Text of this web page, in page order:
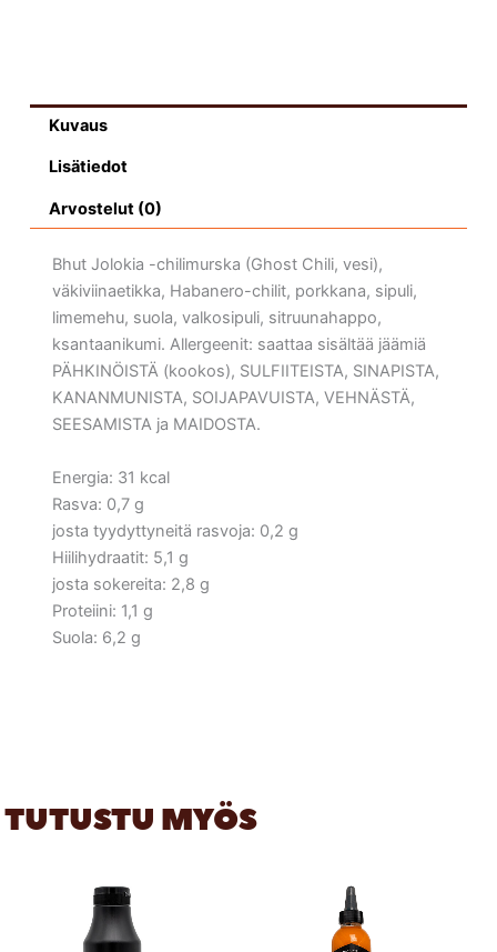
Kuvaus
Lisätiedot
Arvostelut (0)
Bhut Jolokia -chilimurska (Ghost Chili, vesi),
väkiviinaetikka, Habanero-chilit, porkkana, sipuli,
limemehu, suola, valkosipuli, sitruunahappo,
ksantaanikumi. Allergeenit: saattaa sisältää jäämiä
PÄHKINÖISTÄ (kookos), SULFIITEISTA, SINAPISTA,
KANANMUNISTA, SOIJAPAVUISTA, VEHNÄSTÄ,
SEESAMISTA ja MAIDOSTA.
Energia: 31 kcal
Rasva: 0,7 g
josta tyydyttyneitä rasvoja: 0,2 g
Hiilihydraatit: 5,1 g
josta sokereita: 2,8 g
Proteiini: 1,1 g
Suola: 6,2 g
TUTUSTU MYÖS